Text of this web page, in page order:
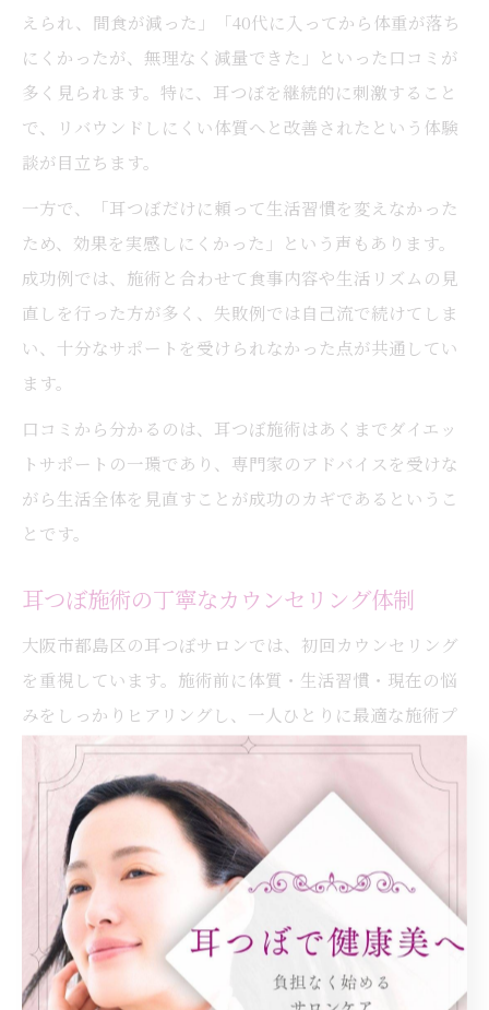
えられ、間食が減った」「40代に入ってから体重が落ち
にくかったが、無理なく減量できた」といった口コミが
多く見られます。特に、耳つぼを継続的に刺激すること
で、リバウンドしにくい体質へと改善されたという体験
談が目立ちます。
一方で、「耳つぼだけに頼って生活習慣を変えなかった
ため、効果を実感しにくかった」という声もあります。
成功例では、施術と合わせて食事内容や生活リズムの見
直しを行った方が多く、失敗例では自己流で続けてしま
い、十分なサポートを受けられなかった点が共通してい
ます。
口コミから分かるのは、耳つぼ施術はあくまでダイエッ
トサポートの一環であり、専門家のアドバイスを受けな
がら生活全体を見直すことが成功のカギであるというこ
とです。
耳つぼ施術の丁寧なカウンセリング体制
大阪市都島区の耳つぼサロンでは、初回カウンセリング
を重視しています。施術前に体質・生活習慣・現在の悩
みをしっかりヒアリングし、一人ひとりに最適な施術プ
ランを提案します。
特に40代からの体質変化やホルモンバランスの乱れな
ど、年齢特有の悩みについても、専門知識を持ったスタ
ッフが丁寧に対応します。これにより、安心して施術を
受けられるとともに、無理のないダイエット計画が立て
られます。
また、施術後も定期的なフォローや生活アドバイスが受